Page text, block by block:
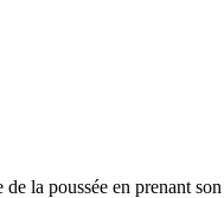
la poussée en prenant